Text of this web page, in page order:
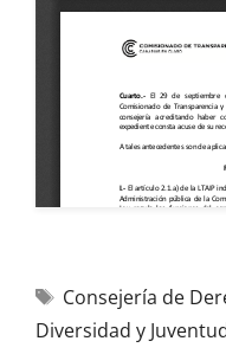
Consejería de
Diversidad y